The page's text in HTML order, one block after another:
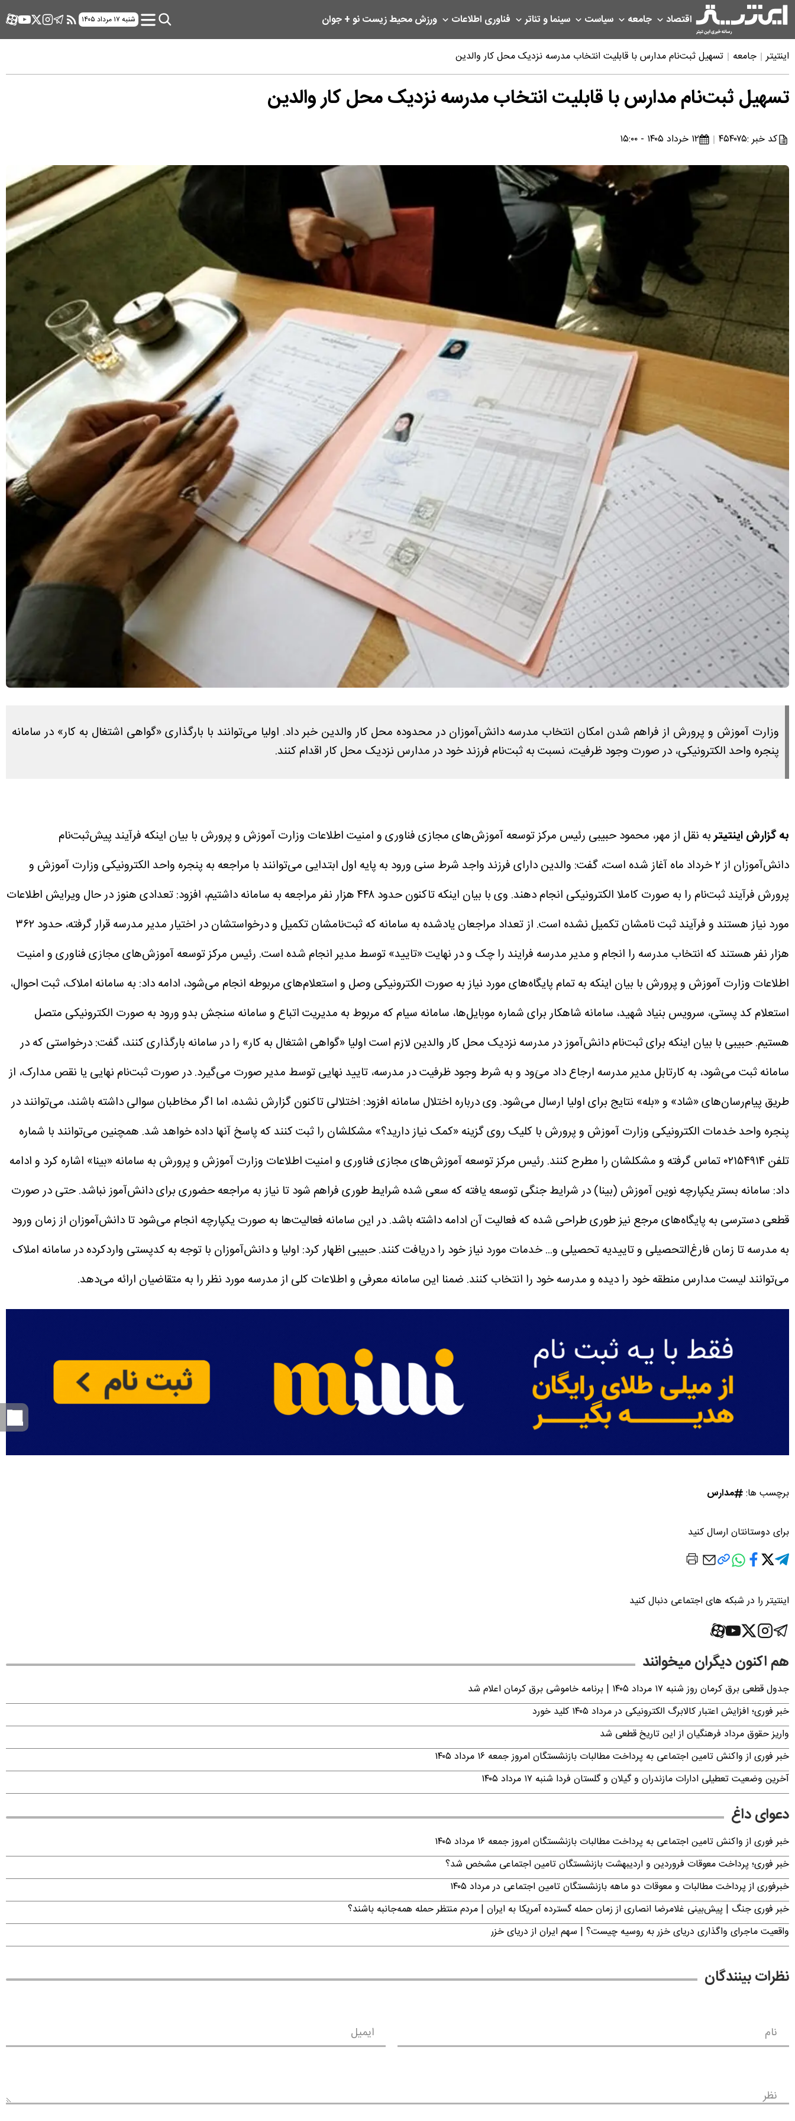
اقتصاد جامعه سیاست سینما و تئاتر فناوری اطلاعات ورزشمحیط زیستنو + جوان شنبه ۱۷ مرداد ۱۴۰۵
اینتیتر جامعه تسهیل ثبت‌نام مدارس با قابلیت انتخاب مدرسه نزدیک محل کار والدین
تسهیل ثبت‌نام مدارس با قابلیت انتخاب مدرسه نزدیک محل کار والدین
کد خبر :۴۵۴۰۷۵ ۱۲ خرداد ۱۴۰۵ - ۱۵:۰۰
وزارت آموزش و پرورش از فراهم شدن امکان انتخاب مدرسه دانش‌آموزان در محدوده محل کار والدین خبر داد. اولیا می‌توانند با بارگذاری «گواهی اشتغال به کار» در سامانه
پنجره واحد الکترونیکی، در صورت وجود ظرفیت، نسبت به ثبت‌نام فرزند خود در مدارس نزدیک محل کار اقدام کنند.
به گزارش اینتیتربه نقل از مهر، محمود حبیبی رئیس مرکز توسعه آموزش‌های مجازی فناوری و امنیت اطلاعات وزارت آموزش و پرورش با بیان اینکه فرآیند پیش‌ثبت‌نام
دانش‌آموزان از ۲ خرداد ماه آغاز شده است، گفت: والدین دارای فرزند واجد شرط سنی ورود به پایه اول ابتدایی می‌توانند با مراجعه به پنجره واحد الکترونیکی وزارت آموزش و
پرورش فرآیند ثبت‌نام را به صورت کاملا الکترونیکی انجام دهند.
وی با بیان اینکه تاکنون حدود ۴۴۸ هزار نفر مراجعه به سامانه داشتیم، افزود: تعدادی هنوز در حال ویرایش اطلاعات
مورد نیاز هستند و فرآیند ثبت نامشان تکمیل نشده است. از تعداد مراجعان یادشده به سامانه که ثبت‌نامشان تکمیل و درخواستشان در اختیار مدیر مدرسه قرار گرفته، حدود ۳۶۲
هزار نفر هستند که انتخاب مدرسه را انجام و مدیر مدرسه فرایند را چک و در نهایت «تایید» توسط مدیر انجام شده است. رئیس مرکز توسعه آموزش‌های مجازی فناوری و امنیت
اطلاعات وزارت آموزش و پرورش با بیان اینکه به تمام پایگاه‌های مورد نیاز به صورت الکترونیکی وصل و استعلام‌های مربوطه انجام می‌شود، ادامه داد: به سامانه املاک، ثبت احوال،
استعلام کد پستی، سرویس بنیاد شهید، سامانه شاهکار برای شماره موبایل‌ها، سامانه سیام که مربوط به مدیریت اتباع و سامانه سنجش بدو ورود به صورت الکترونیکی متصل
هستیم.حبیبی با بیان اینکه برای ثبت‌نام دانش‌آموز در مدرسه نزدیک محل کار والدین لازم است اولیا «گواهی اشتغال به کار» را در سامانه بارگذاری کنند، گفت: درخواستی که در
سامانه ثبت می‌شود، به کارتابل مدیر مدرسه ارجاع داد می‌َود و به شرط وجود ظرفیت در مدرسه، تایید نهایی توسط مدیر صورت می‌گیرد. در صورت ثبت‌نام نهایی یا نقص مدارک، از
طریق پیام‌رسان‌های «شاد» و «بله» نتایج برای اولیا ارسال می‌شود. وی درباره اختلال سامانه افزود: اختلالی تاکنون گزارش نشده، اما اگر مخاطبان سوالی داشته باشند، می‌توانند در
پنجره واحد خدمات الکترونیکی وزارت آموزش و پرورش با کلیک روی گزینه «کمک نیاز دارید؟» مشکلشان را ثبت کنند که پاسخ آنها داده خواهد شد. همچنین می‌توانند با شماره
تلفن ۰۲۱۵۴۹۱۴ تماس گرفته و مشکلشان را مطرح کنند.
رئیس مرکز توسعه آموزش‌های مجازی فناوری و امنیت اطلاعات وزارت آموزش و پرورش به سامانه «بینا» اشاره کرد و ادامه
داد: سامانه بستر یکپارچه نوین آموزش (بینا) در شرایط جنگی توسعه یافته که سعی شده شرایط طوری فراهم شود تا نیاز به مراجعه حضوری برای دانش‌آموز نباشد. حتی در صورت
قطعی دسترسی به پایگاه‌های مرجع نیز طوری طراحی شده که فعالیت آن ادامه داشته باشد. در این سامانه فعالیت‌ها به صورت یکپارچه انجام می‌شود تا دانش‌آموزان از زمان ورود
به مدرسه تا زمان فارغ‌التحصیلی و تاییدیه تحصیلی و... خدمات مورد نیاز خود را دریافت کنند.حبیبی اظهار کرد: اولیا و دانش‌آموزان با توجه به کدپستی واردکرده در سامانه املاک
می‌توانند لیست مدارس منطقه خود را دیده و مدرسه خود را انتخاب کنند. ضمنا این سامانه معرفی و اطلاعات کلی از مدرسه مورد نظر را به متقاضیان ارائه می‌دهد.
برچسب ها: مدارس
برای دوستانتان ارسال کنید
اینتیتر را در شبکه های اجتماعی دنبال کنید
هم اکنون دیگران میخوانند
جدول قطعی برق کرمان روز شنبه ۱۷ مرداد ۱۴۰۵ | برنامه خاموشی برق کرمان اعلام شد
خبر فوری؛ افزایش اعتبار کالابرگ الکترونیکی در مرداد ۱۴۰۵ کلید خورد
واریز حقوق مرداد فرهنگیان از این تاریخ قطعی شد
خبر فوری از واکنش تامین اجتماعی به پرداخت مطالبات بازنشستگان امروز جمعه ۱۶ مرداد ۱۴۰۵
آخرین وضعیت تعطیلی ادارات مازندران و گیلان و گلستان فردا شنبه ۱۷ مرداد ۱۴۰۵
دعوای داغ
خبر فوری از واکنش تامین اجتماعی به پرداخت مطالبات بازنشستگان امروز جمعه ۱۶ مرداد ۱۴۰۵
خبر فوری؛ پرداخت معوقات فروردین و اردیبهشت بازنشستگان تامین اجتماعی مشخص شد؟
خبرفوری از پرداخت مطالبات و معوقات دو ماهه بازنشستگان تامین اجتماعی در مرداد ۱۴۰۵
خبر فوری جنگ | پیش‌بینی غلامرضا انصاری از زمان حمله گسترده آمریکا به ایران | مردم منتظر حمله همه‌جانبه باشند؟
واقعیت ماجرای واگذاری دریای خزر به روسیه چیست؟ | سهم ایران از دریای خزر
نظرات بینندگان
نام ایمیل
نظر